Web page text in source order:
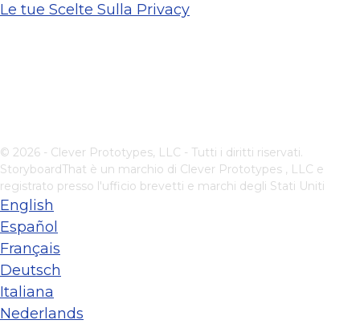
Le tue Scelte Sulla Privacy
© 2026 - Clever Prototypes, LLC - Tutti i diritti riservati.
StoryboardThat è un marchio di Clever Prototypes , LLC e
registrato presso l'ufficio brevetti e marchi degli Stati Uniti
English
Español
Français
Deutsch
Italiana
Nederlands